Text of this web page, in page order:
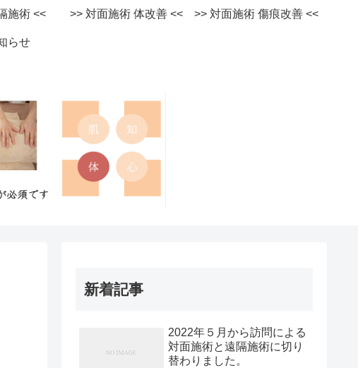
>> 遠隔施術 << >> 対面施術 体改善 << >> 対面施術 傷痕改善 <<
らせ
新着記事
2022年５月から訪問による
対面施術と遠隔施術に切り
替わりました。